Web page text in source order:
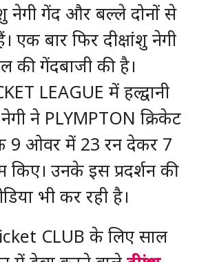
नेगी गेंद और बल्ले दोनों से
एक बार फिर दीक्षांशु नेगी
की गेंदबाजी की है।
LEAGUE में हल्द्वानी
नेगी ने PLYMPTON क्रिकेट
9 ओवर में 23 रन देकर 7
उनके इस प्रदर्शन की
भी कर रही है।
CLUB के लिए साल